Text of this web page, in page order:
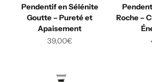
Pendentif en Sélénite
Goutte – Pureté et
Apaisement
Prix de vente
39,00€
Roche –